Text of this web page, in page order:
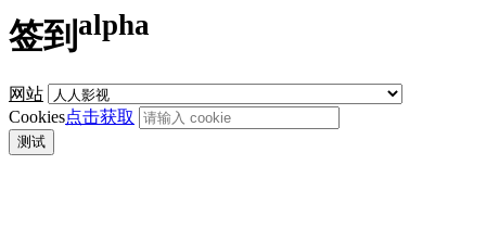
签到 alpha
网站
Cookies点击获取
测试